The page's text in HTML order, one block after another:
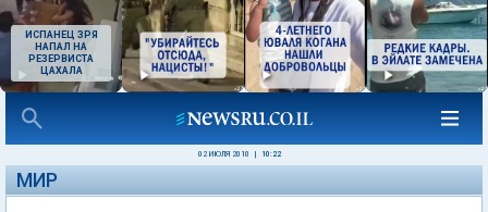
ИСПАНЕЦ ЗРЯ
НАПАЛ НА
РЕЗЕРВИСТА
ЦАХАЛА
02 ИЮЛЯ 2010 10:22
МИР